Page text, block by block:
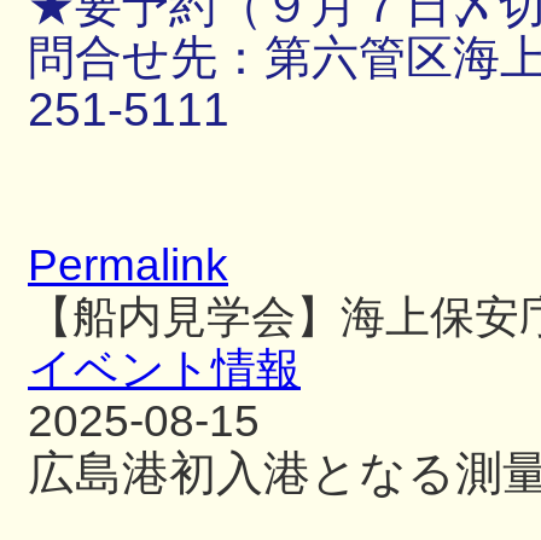
問合せ先：第六管区海
251-5111
Permalink
【船内見学会】海上保
イベント情報
2025-08-15
広島港初入港となる測